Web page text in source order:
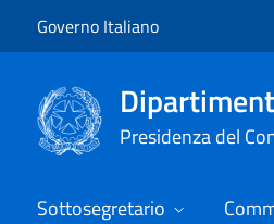
Governo Italiano
Presidenza del
Sottosegretario